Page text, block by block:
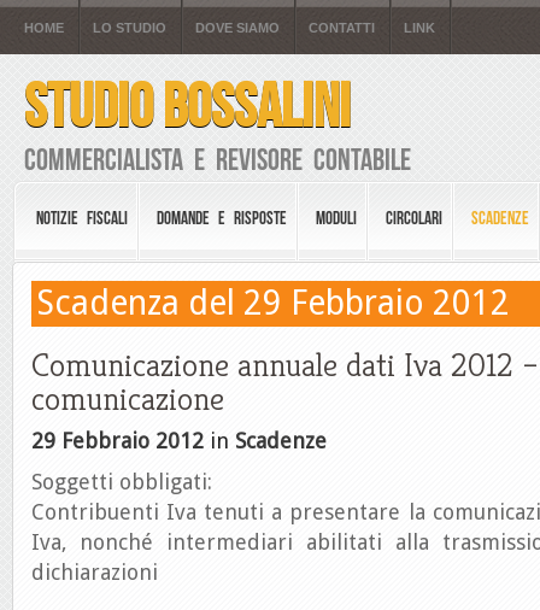
HOME LO STUDIO DOVE SIAMO CONTATTI LINK
STUDIO BOSSALINI
Commercialista e Revisore Contabile
NOTIZIE FISCALI DOMANDE E RISPOSTE MODULI CIRCOLARI SCADENZE
Scadenza del 29 Febbraio 2012
Comunicazione annuale dati Iva 2012
comunicazione
29 Febbraio 2012 in Scadenze
Soggetti obbligati:
Contribuenti Iva tenuti a presentare la
Iva, nonché intermediari abilitati alla
dichiarazioni